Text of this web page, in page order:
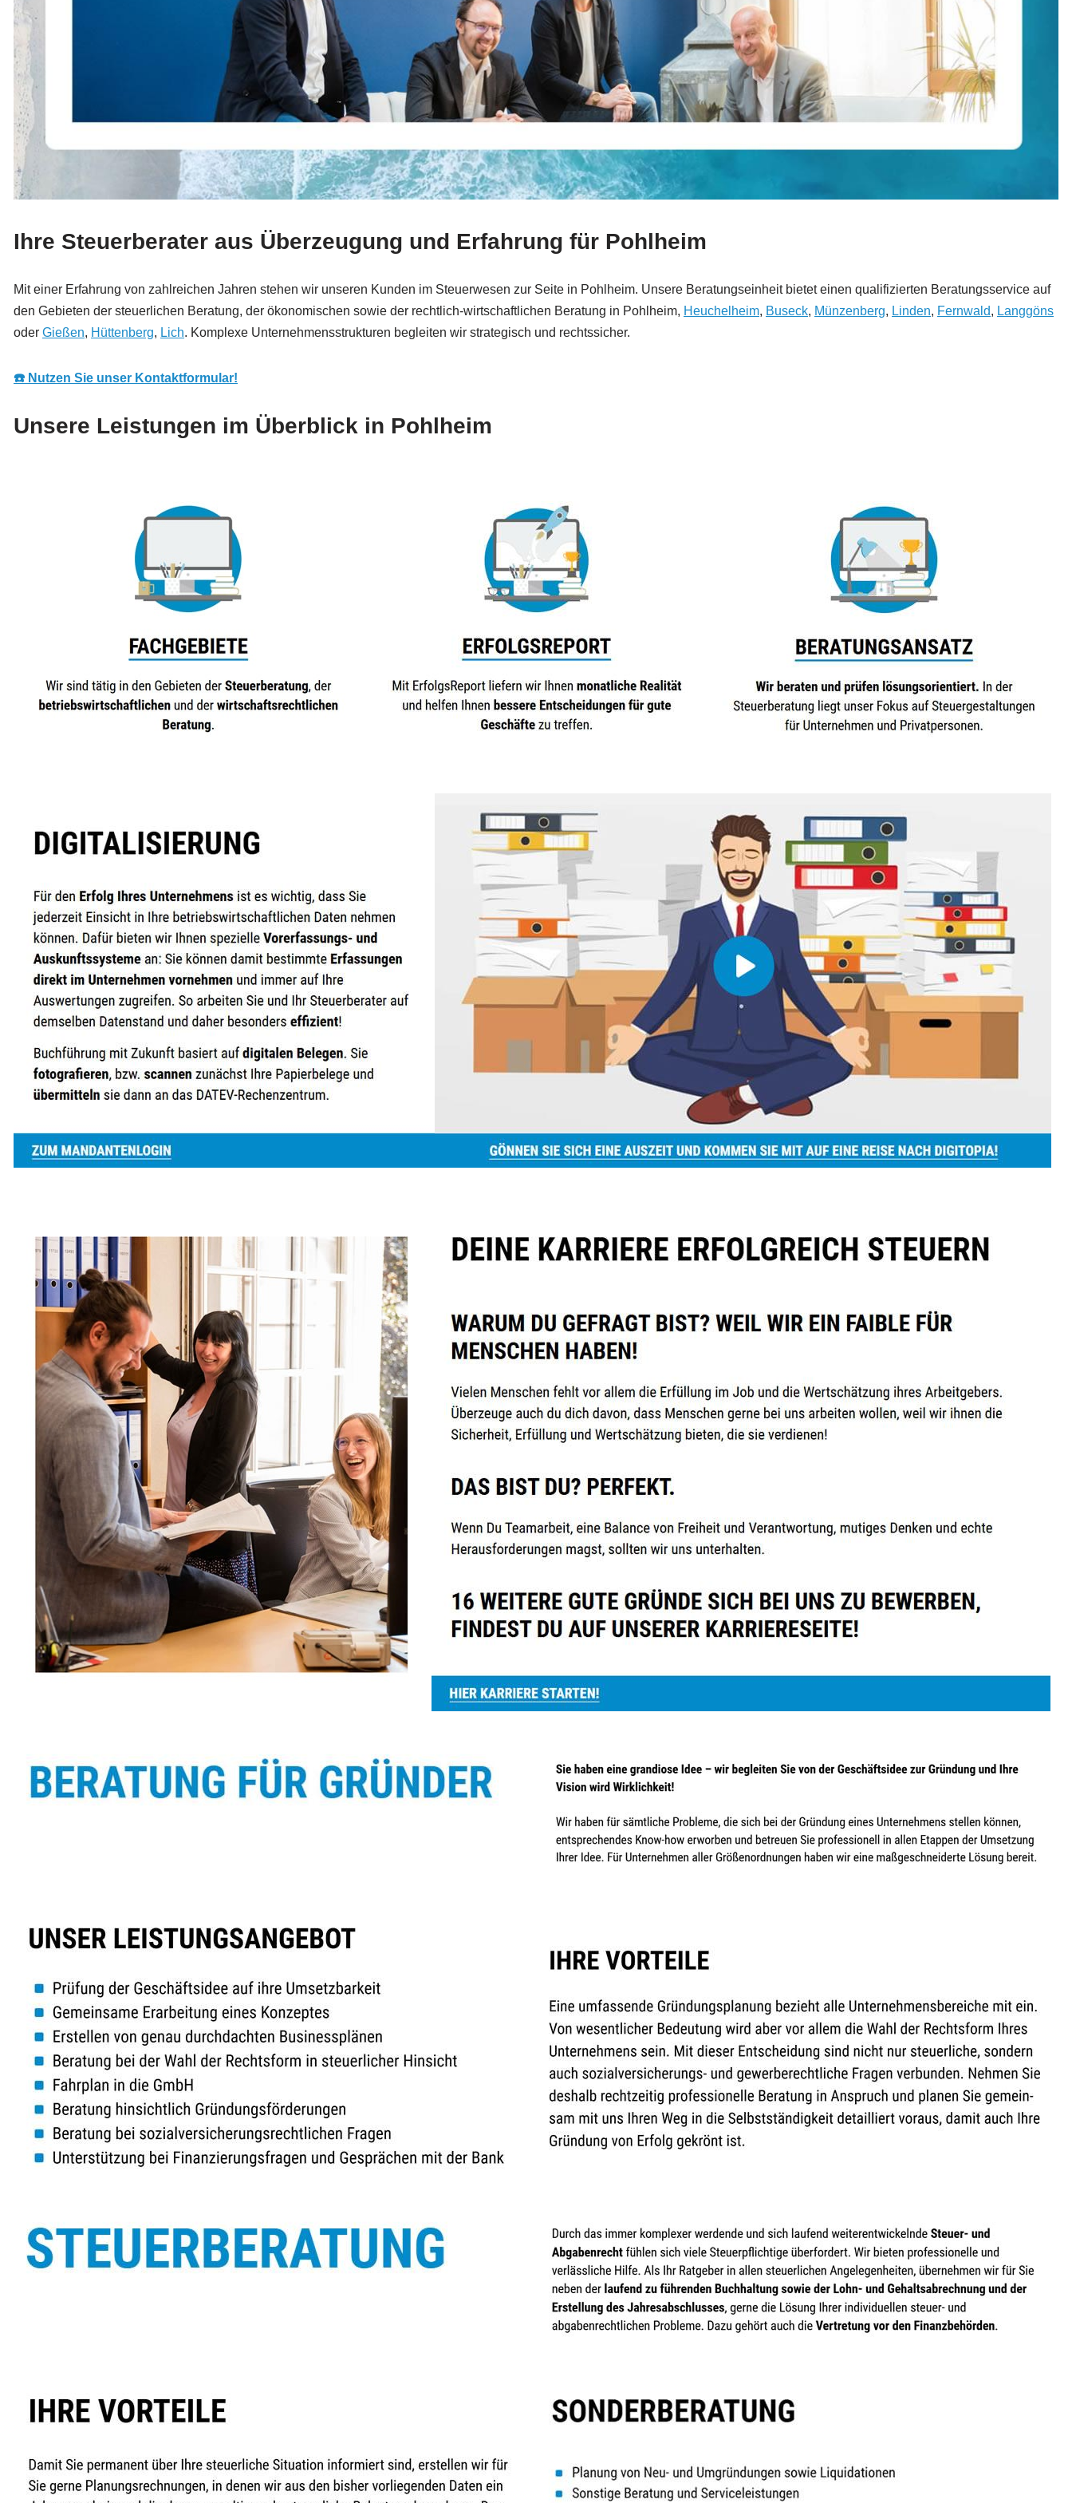
Ihre Steuerberater aus Überzeugung und Erfahrung für Pohlheim
Mit einer Erfahrung von zahlreichen Jahren stehen wir unseren Kunden im Steuerwesen zur Seite in Pohlheim. Unsere Beratungseinheit bietet einen qualifizierten Beratungsservice auf
den Gebieten der steuerlichen Beratung, der ökonomischen sowie der rechtlich-wirtschaftlichen Beratung in Pohlheim, Heuchelheim, Buseck, Münzenberg, Linden, Fernwald, Langgöns
oder Gießen, Hüttenberg, Lich. Komplexe Unternehmensstrukturen begleiten wir strategisch und rechtssicher.
☎️ Nutzen Sie unser Kontaktformular!
Unsere Leistungen im Überblick in Pohlheim